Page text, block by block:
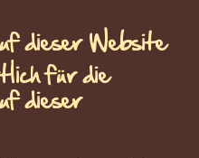
dieser Website
für die
dieser